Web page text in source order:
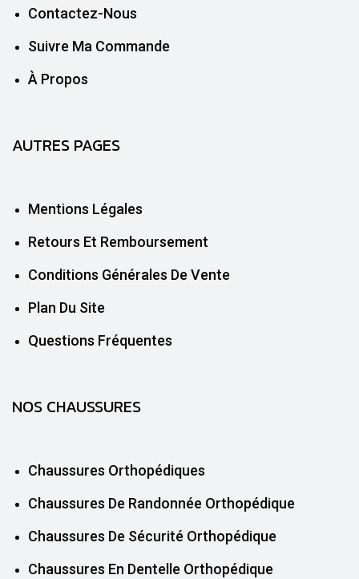
Contactez-Nous
Suivre Ma Commande
À Propos
AUTRES PAGES
Mentions Légales
Retours Et Remboursement
Conditions Générales De Vente
Plan Du Site
Questions Fréquentes
NOS CHAUSSURES
Chaussures Orthopédiques
Chaussures De Randonnée Orthopédique
Chaussures De Sécurité Orthopédique
Chaussures En Dentelle Orthopédique